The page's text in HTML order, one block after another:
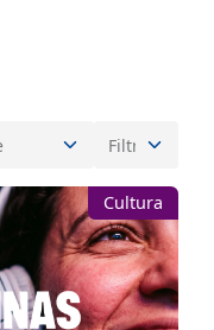
Cultura